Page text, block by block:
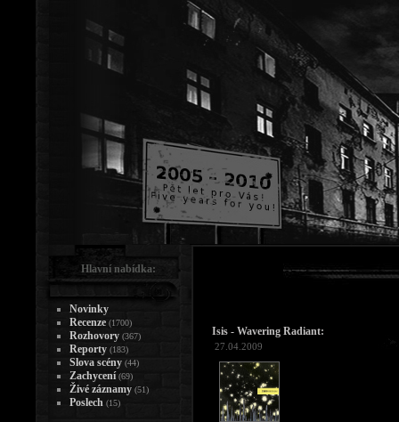
Isis - Wavering Radiant:
27.04.2009
Hlavní nabídka:
Novinky
Recenze (1700)
Rozhovory (367)
Reporty (183)
Slova scény (44)
Zachycení (69)
Živé záznamy (51)
Poslech (15)